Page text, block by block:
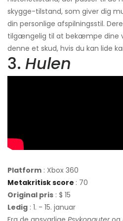
skygge-tilstand, som giver dig
din personlige afspilningsstil.
tilgængelig til at bekæmpe dine
denne et skud, hvis du kan lide
3. Hulen
Platform : Xbox 360
Metakritisk score : 70
Original pris : $ 15
Ledig : 1. - 15. januar